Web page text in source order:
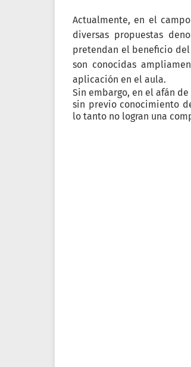
Actualmente, en el
diversas propuestas
pretendan el beneficio
son conocidas
aplicación en el aula.
Sin embargo, en el afán
sin previo conocimiento
lo tanto no logran una